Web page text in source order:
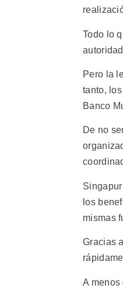
Todo lo
Pero la
tanto,
Banco
De no
los
mismas
Gracias
A